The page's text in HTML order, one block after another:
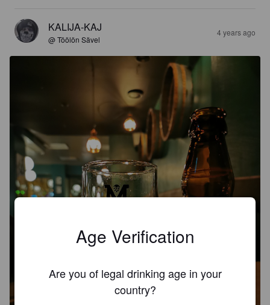
KALIJA-KAJ
@ Töölön Sävel
4 years ago
Age Verification
Are you of legal drinking age in your
country?